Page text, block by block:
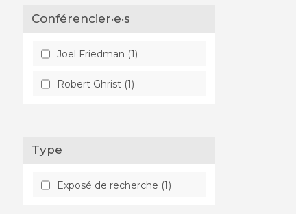
Conférencier·e·s
Joel Friedman (1)
Robert Ghrist (1)
Type
Exposé de recherche (1)